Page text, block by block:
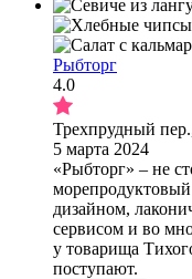
Рыбторг
4.0
Трехпрудный
5 марта 2024
«Рыбторг» – не
дизайном,
сервисом и во
у товарища
поступают.